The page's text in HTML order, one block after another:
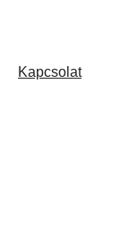
Kapcsolat